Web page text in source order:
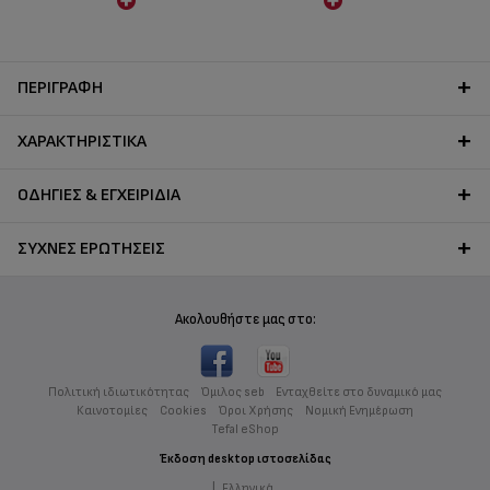
ΠΕΡΙΓΡΑΦΉ
ΧΑΡΑΚΤΗΡΙΣΤΙΚΆ
ΟΔΗΓΊΕΣ & ΕΓΧΕΙΡΊΔΙΑ
ΣΥΧΝΈΣ ΕΡΩΤΉΣΕΙΣ
Ακολουθήστε μας στο:
Πολιτική ιδιωτικότητας Όμιλος seb
Ενταχθείτε στο δυναμικό μας
Καινοτομίες
Cookies Όροι Χρήσης
Νομική Ενημέρωση
Tefal eShop
Έκδοση desktop ιστοσελίδας